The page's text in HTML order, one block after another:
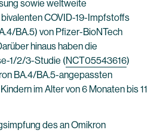
sowie weltweite
COVID-19-Impfstoffs
BA.5) von Pfizer-BioNTech
hinaus haben die
1/2/3-Studie (NCT05543616)
BA.4/BA.5-angepassten
im Alter von 6 Monaten bis 11
des an Omikron